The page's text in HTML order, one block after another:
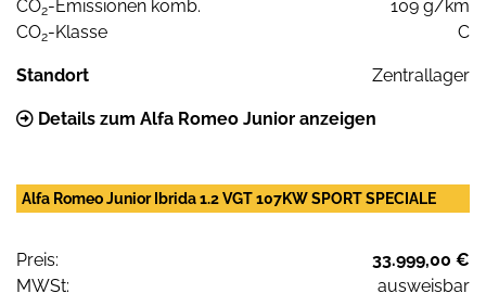
CO2-Emissionen komb.
109 g/km
CO2-Klasse C
Standort Zentrallager
Details zum Alfa Romeo Junior anzeigen
Alfa Romeo Junior Ibrida 1.2 VGT 107KW SPORT SPECIALE
Preis:
33.999,00 €
MWSt:
ausweisbar